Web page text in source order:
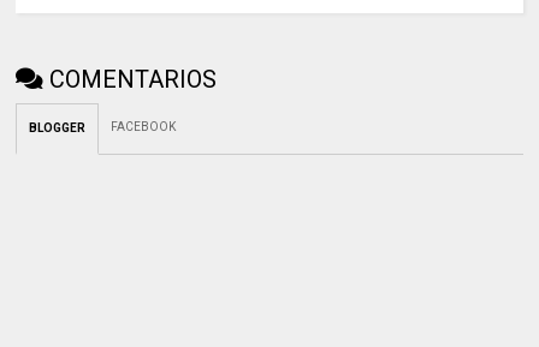
COMENTARIOS
BLOGGER FACEBOOK